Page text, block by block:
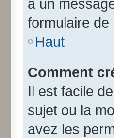
à un
formulaire
Haut
Comment
Il est facile
sujet ou la
avez les